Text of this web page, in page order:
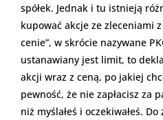
spółek. Jednak i tu istnieją
kupować akcje ze zleceniami
cenie”, w skrócie nazywane
ustanawiany jest limit, to
akcji wraz z ceną, po jakiej
pewność, że nie zapłacisz za
niż myślałeś i oczekiwałeś.